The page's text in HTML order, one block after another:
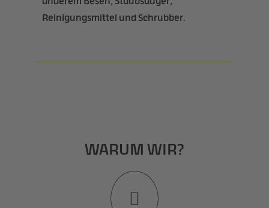
Reinigungsmittel und Schrubber.
WARUM WIR?
